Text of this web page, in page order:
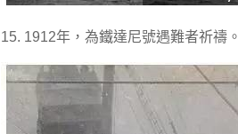
15. 1912年，為鐵達尼號遇難者祈禱。